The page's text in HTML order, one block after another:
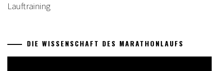
Lauftraining
DIE WISSENSCHAFT DES MARATHONLAUFS